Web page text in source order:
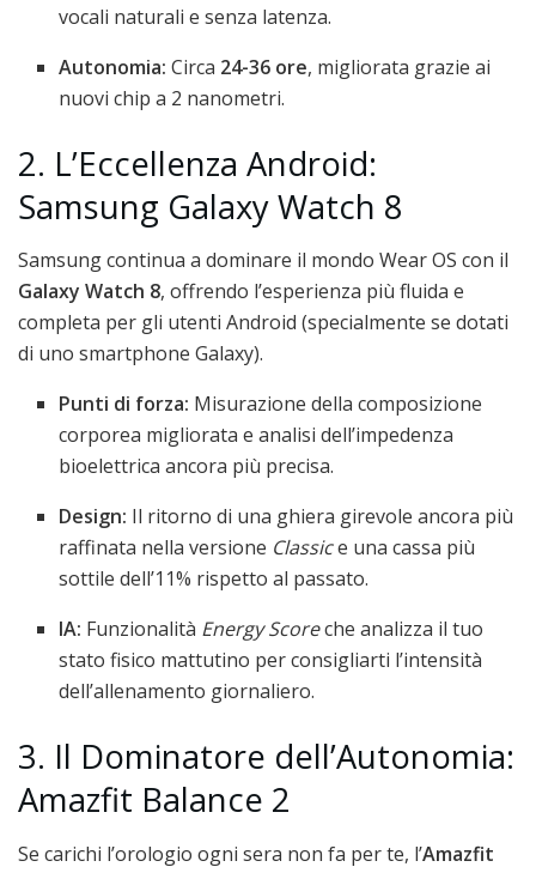
vocali naturali e senza latenza.
Autonomia: Circa 24-36 ore, migliorata grazie ai
nuovi chip a 2 nanometri.
2. L’Eccellenza Android:
Samsung Galaxy Watch 8
Samsung continua a dominare il mondo Wear OS con il
Galaxy Watch 8, offrendo l’esperienza più fluida e
completa per gli utenti Android (specialmente se dotati
di uno smartphone Galaxy).
Punti di forza: Misurazione della composizione
corporea migliorata e analisi dell’impedenza
bioelettrica ancora più precisa.
Design: Il ritorno di una ghiera girevole ancora più
raffinata nella versione Classice una cassa più
sottile dell’11% rispetto al passato.
IA: Funzionalità Energy Scoreche analizza il tuo
stato fisico mattutino per consigliarti l’intensità
dell’allenamento giornaliero.
3. Il Dominatore dell’Autonomia:
Amazfit Balance 2
Se carichi l’orologio ogni sera non fa per te, l’Amazfit